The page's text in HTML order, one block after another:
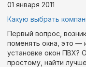
01 января 2011
Какую выбрать
Первый вопрос,
поменять окна, это —
установке окон ПВХ?
простому, найти